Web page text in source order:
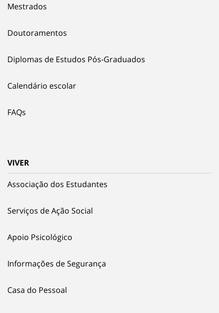
Mestrados
Doutoramentos
Diplomas de Estudos Pós-Graduados
Calendário escolar
FAQs
VIVER
Associação dos Estudantes
Serviços de Ação Social
Apoio Psicológico
Informações de Segurança
Casa do Pessoal